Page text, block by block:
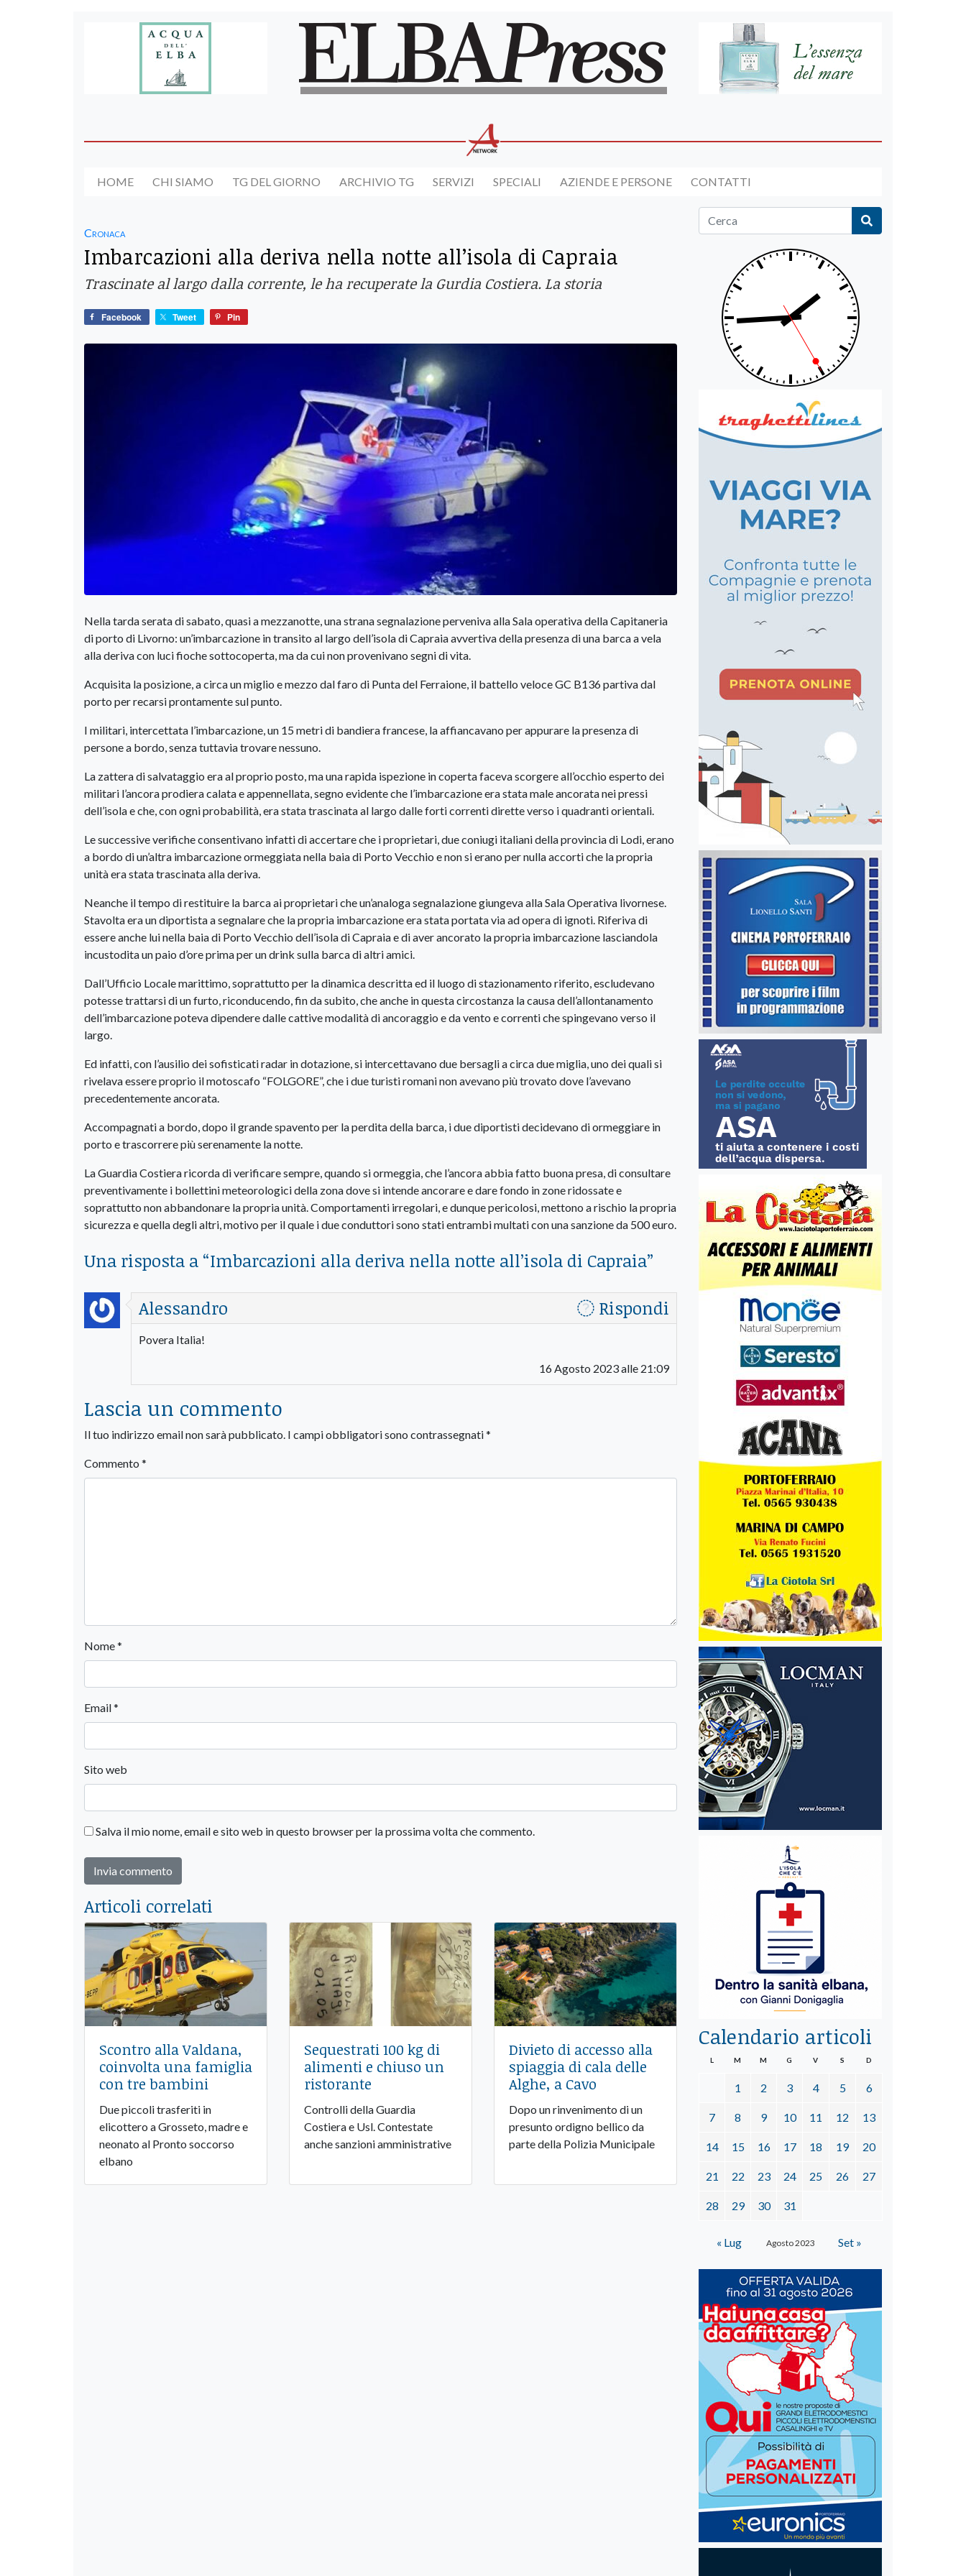
HOME CHI SIAMO TG DEL GIORNO ARCHIVIO TG SERVIZI SPECIALI AZIENDE E PERSONE CONTATTI
Cronaca
Imbarcazioni alla deriva nella notte all’isola di Capraia
Trascinate al largo dalla corrente, le ha recuperate la Gurdia Costiera. La storia
Facebook Tweet Pin
Nella tarda serata di sabato, quasi a mezzanotte, una strana segnalazione perveniva alla Sala operativa della Capitaneria
di porto di Livorno: un’imbarcazione in transito al largo dell’isola di Capraia avvertiva della presenza di una barca a vela
alla deriva con luci fioche sottocoperta, ma da cui non provenivano segni di vita.
Acquisita la posizione, a circa un miglio e mezzo dal faro di Punta del Ferraione, il battello veloce GC B136 partiva dal
porto per recarsi prontamente sul punto.
I militari, intercettata l’imbarcazione, un 15 metri di bandiera francese, la affiancavano per appurare la presenza di
persone a bordo, senza tuttavia trovare nessuno.
La zattera di salvataggio era al proprio posto, ma una rapida ispezione in coperta faceva scorgere all’occhio esperto dei
militari l’ancora prodiera calata e appennellata, segno evidente che l’imbarcazione era stata male ancorata nei pressi
dell’isola e che, con ogni probabilità, era stata trascinata al largo dalle forti correnti dirette verso i quadranti orientali.
Le successive verifiche consentivano infatti di accertare che i proprietari, due coniugi italiani della provincia di Lodi, erano
a bordo di un’altra imbarcazione ormeggiata nella baia di Porto Vecchio e non si erano per nulla accorti che la propria
unità era stata trascinata alla deriva.
Neanche il tempo di restituire la barca ai proprietari che un’analoga segnalazione giungeva alla Sala Operativa livornese.
Stavolta era un diportista a segnalare che la propria imbarcazione era stata portata via ad opera di ignoti. Riferiva di
essere anche lui nella baia di Porto Vecchio dell’isola di Capraia e di aver ancorato la propria imbarcazione lasciandola
incustodita un paio d’ore prima per un drink sulla barca di altri amici.
Dall’Ufficio Locale marittimo, soprattutto per la dinamica descritta ed il luogo di stazionamento riferito, escludevano
potesse trattarsi di un furto, riconducendo, fin da subito, che anche in questa circostanza la causa dell’allontanamento
dell’imbarcazione poteva dipendere dalle cattive modalità di ancoraggio e da vento e correnti che spingevano verso il
largo.
Ed infatti, con l’ausilio dei sofisticati radar in dotazione, si intercettavano due bersagli a circa due miglia, uno dei quali si
rivelava essere proprio il motoscafo “FOLGORE”, che i due turisti romani non avevano più trovato dove l’avevano
precedentemente ancorata.
Accompagnati a bordo, dopo il grande spavento per la perdita della barca, i due diportisti decidevano di ormeggiare in
porto e trascorrere più serenamente la notte.
La Guardia Costiera ricorda di verificare sempre, quando si ormeggia, che l’ancora abbia fatto buona presa, di consultare
preventivamente i bollettini meteorologici della zona dove si intende ancorare e dare fondo in zone ridossate e
soprattutto non abbandonare la propria unità. Comportamenti irregolari, e dunque pericolosi, mettono a rischio la propria
sicurezza e quella degli altri, motivo per il quale i due conduttori sono stati entrambi multati con una sanzione da 500 euro.
Una risposta a “Imbarcazioni alla deriva nella notte all’isola di Capraia”
Alessandro
Rispondi
Povera Italia!
16 Agosto 2023 alle 21:09
Lascia un commento
Il tuo indirizzo email non sarà pubblicato. I campi obbligatori sono contrassegnati*
Commento *
Nome*
Email*
Sito web
Salva il mio nome, email e sito web in questo browser per la prossima volta che commento.
Articoli correlati
Scontro alla Valdana,
coinvolta una famiglia
con tre bambini
Due piccoli trasferiti in
elicottero a Grosseto, madre e
neonato al Pronto soccorso
elbano
Sequestrati 100 kg di
alimenti e chiuso un
ristorante
Controlli della Guardia
Costiera e Usl. Contestate
anche sanzioni amministrative
Divieto di accesso alla
spiaggia di cala delle
Alghe, a Cavo
Dopo un rinvenimento di un
presunto ordigno bellico da
parte della Polizia Municipale
Calendario articoli
Agosto 2023
L M M G V S D
1 2 3 4 5 6
7 8 9 10 11 12 13
14 15 16 17 18 19 20
21 22 23 24 25 26 27
28 29 30 31
« Lug Set »